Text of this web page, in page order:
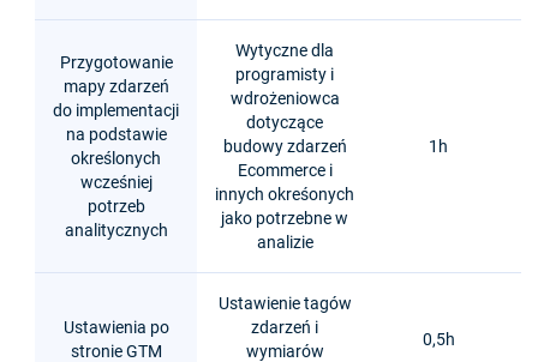
Przygotowanie
mapy zdarzeń
do implementacji
na podstawie
określonych
wcześniej
potrzeb
analitycznych
Wytyczne dla
programisty i
wdrożeniowca
dotyczące
budowy zdarzeń
Ecommerce i
innych okreśonych
jako potrzebne w
analizie
1h
Ustawienia po
stronie GTM
Ustawienie tagów
zdarzeń i
wymiarów
0,5h